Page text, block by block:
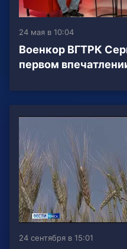
24 мая в 10:04
Военкор ВГТРК
первом
24 сентября в 15:01